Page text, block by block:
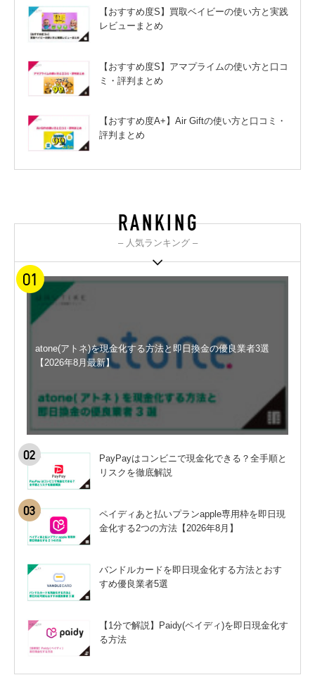
【おすすめ度S】買取ベイビーの使い方と実践
レビューまとめ
【おすすめ度S】アマプライムの使い方と口コ
ミ・評判まとめ
【おすすめ度A+】Air Giftの使い方と口コミ・
評判まとめ
– 人気ランキング –
atone(アトネ)を現金化する方法と即日換金の優良業者3選
【2026年8月最新】
PayPayはコンビニで現金化できる？全手順と
リスクを徹底解説
ペイディあと払いプランapple専用枠を即日現
金化する2つの方法【2026年8月】
バンドルカードを即日現金化する方法とおす
すめ優良業者5選
【1分で解説】Paidy(ペイディ)を即日現金化す
る方法